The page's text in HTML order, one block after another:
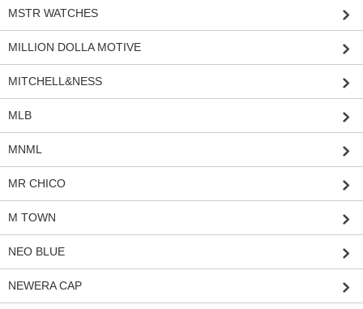
MSTR WATCHES
MILLION DOLLA MOTIVE
MITCHELL&NESS
MLB
MNML
MR CHICO
M TOWN
NEO BLUE
NEWERA CAP